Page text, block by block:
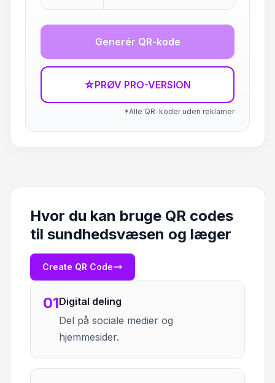
Generér QR-kode
☆PRØV PRO-VERSION
*Alle QR-koder uden reklamer
Hvor du kan bruge QR codes
til sundhedsvæsen og læger
Create QR Code
01Digital deling
Del på sociale medier og
hjemmesider.